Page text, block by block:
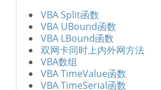
VBA Split函数
VBA UBound函数
VBA LBound函数
双网卡同时上内外网方法
VBA数组
VBA TimeValue函数
VBA TimeSerial函数